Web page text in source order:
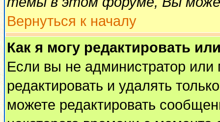
Вернуться к началу
Как я могу редактировать
Если вы не администратор
редактировать и удалять
можете редактировать